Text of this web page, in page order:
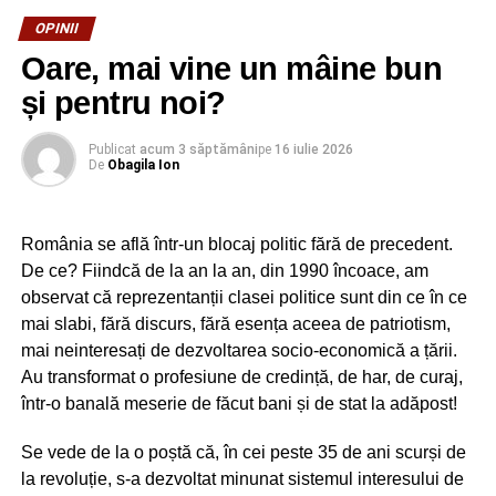
duse fetele la produs și că ele nu ar reprezenta România.
Filozofia tip gâgă a lui Bădălău a aprins din nou țara și a
stimulat ura pentru PSD. Încă o cădere bruscă pentru
partidul social-democrat. Acu’, pentru a răspunde cererii
unui segment de public cu sânge, să vadă lumea că ei
sunt totuși patrioți, colegii de formațiune s-au gândit că la
excluderea din partid! Bine, pentru ce a scos pe goarnă,
merită o pedeapsă, dar nici chiar așa!
Din punctul meu de vedere, mai mult rău a făcut partidului
în această perioadă ciorovăiala dintre Fifor și Teodorovici,
grosolăniile nedemne pentru un politician, pe care și le-au
aruncat unul altuia. După ce că nu au performant, nu au
partidului perdant și cu propriile lor lături. Dar, e specific
PSD. Se merge la extreme. Cam așa și prin Dâmbovița.
OPINII
Oare, mai vine un mâine bun
și pentru noi?
Publicat acum 3 săptămânipe 16 iulie 2026
De Obagila Ion
România se află într-un blocaj politic fără de precedent.
De ce? Fiindcă de la an la an, din 1990 încoace, am
observat că reprezentanții clasei politice sunt din ce în ce
mai slabi, fără discurs, fără esența aceea de patriotism,
mai neinteresați de dezvoltarea socio-economică a țării.
Au transformat o profesiune de credință, de har, de curaj,
într-o banală meserie de făcut bani și de stat la adăpost!
Se vede de la o poștă că, în cei peste 35 de ani scurși de
la revoluție, s-a dezvoltat minunat sistemul interesului de